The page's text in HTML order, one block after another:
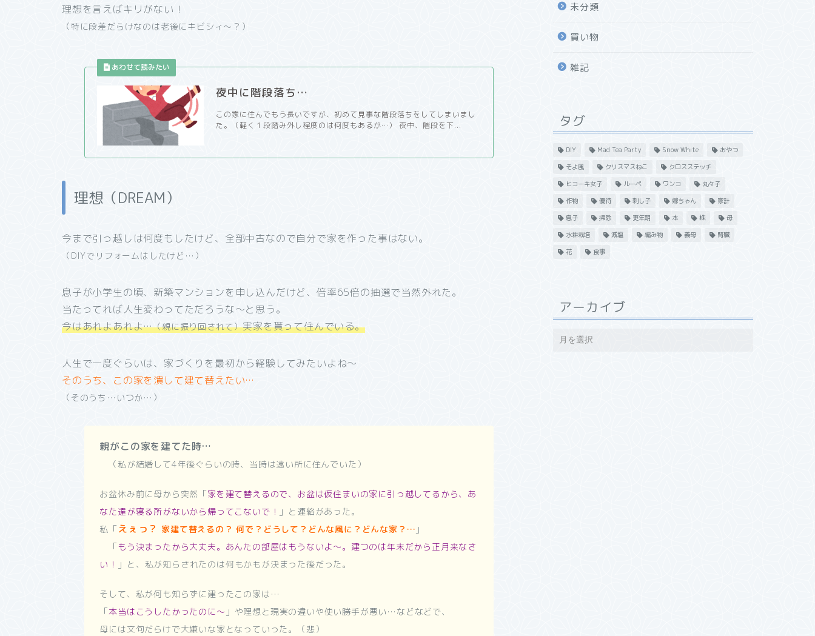
理想を言えばキリがない！
（特に段差だらけなのは老後にキビシィ～？）
夜中に階段落ち…
この家に住んでもう長いですが、初めて見事な階段落ちをしてしまいまし
た。（軽く１段踏み外し程度のは何度もあるが…） 夜中、階段を下...
理想（DREAM）
今まで引っ越しは何度もしたけど、全部中古なので自分で家を作った事はない。
（DIYでリフォームはしたけど…）
息子が小学生の頃、新築マンションを申し込んだけど、 倍率65倍の抽選で当然外れた。
当たってれば人生変わってただろうな～と思う。
今はあれよあれよ…（親に振り回されて）実家を貰って住んでいる。
人生で一度ぐらいは、家づくりを最初から経験してみたいよね～
そのうち、この家を潰して建て替えたい…
（そのうち…いつか…）
親がこの家を建てた時…
（私が結婚して4年後ぐらいの時、当時は遠い所に住んでいた ）
お盆休み前に母から突然「家を建て替えるので、お盆は仮住まいの家に引っ越してるから、あ
なた達が寝る所がないから帰ってこないで！ 」と連絡があった。
私「 えぇっ？ 家建て替えるの？ 何で？どうして？どんな風に？どんな家？… 」
「もう決まったから大丈夫。あんたの部屋はもうないよ～。建つのは年末だから正月来なさ
い！
」と、 私が知らされたのは何もかもが決まった後だった。
そして、私が何も知らずに建ったこの家は…
「本当はこうしたかったのに～ 」や理想と現実の違いや使い勝手が悪い…などなどで、
母には文句だらけで大嫌いな家となっていった。（悲）
未分類
買い物
雑記
タグ
DIY Mad Tea Party Snow White
おやつ
そよ風
クリスマスねこ
クロスステッチ
ヒコーキ女子
ルーペ ワンコ
丸々子
作物
優待 刺し子 嫁ちゃん
家計
息子
掃除 更年期 本 株
母
水耕栽培
減塩 編み物 義母
腎臓
花
食事
アーカイブ